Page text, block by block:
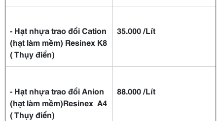
- Hạt nhựa trao đổi Cation
(hạt làm mềm) Resinex K8
( Thụy điển)
35.000 /Lít
- Hạt nhựa trao đổi Anion
(hạt làm mềm)Resinex A4
( Thụy điển)
88.000 /Lít